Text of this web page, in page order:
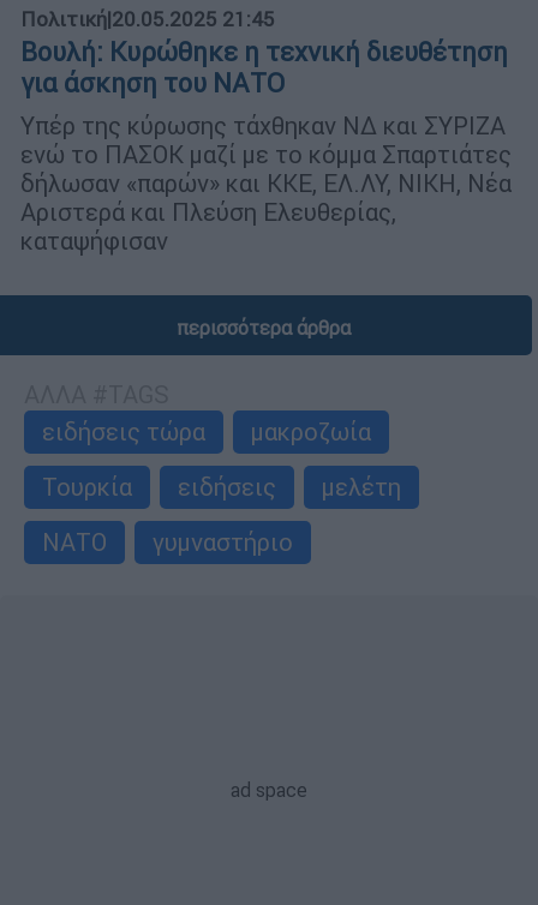
Πολιτική|20.05.2025 21:45
Βουλή: Κυρώθηκε η τεχνική διευθέτηση
για άσκηση του ΝΑΤΟ
Υπέρ της κύρωσης τάχθηκαν ΝΔ και ΣΥΡΙΖΑ
ενώ το ΠΑΣΟΚ μαζί με το κόμμα Σπαρτιάτες
δήλωσαν «παρών» και ΚΚΕ, ΕΛ.ΛΥ, ΝΙΚΗ, Νέα
Αριστερά και Πλεύση Ελευθερίας,
καταψήφισαν
περισσότερα άρθρα
ειδήσεις τώρα
μακροζωία
Τουρκία
ειδήσεις
μελέτη
ΝΑΤΟ
γυμναστήριο